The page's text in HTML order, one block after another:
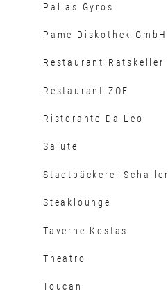
Pallas Gyros
Pame Diskothek GmbH
Restaurant Ratskeller
Restaurant ZOE
Ristorante Da Leo
Salute
Stadtbäckerei Schaller
Steaklounge
Taverne Kostas
Theatro
Toucan